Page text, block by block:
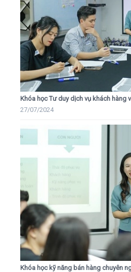
Khóa học Tư duy dịch vụ khách hàng
27/07/2024
Khóa học kỹ năng bán hàng chuyên